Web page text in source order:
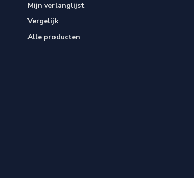
Mijn verlanglijst
Vergelijk
Alle producten